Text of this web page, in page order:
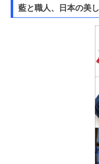
藍と職人、日本の美